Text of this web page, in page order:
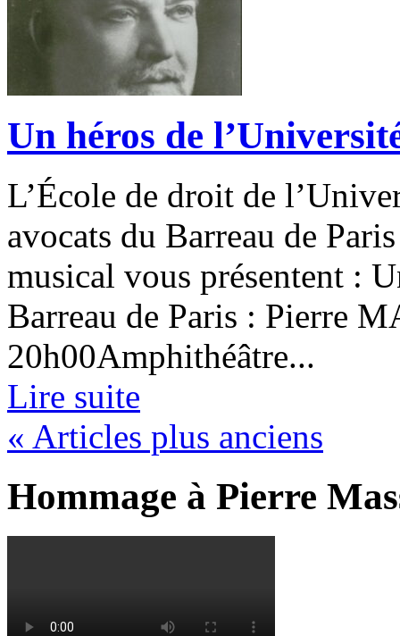
Un héros de
L’École de droit de
avocats du Barreau de
musical vous présentent :
Barreau de Paris : Pierre
20h00Amphithéâtre...
Lire suite
« Articles plus anciens
Hommage à Pierre